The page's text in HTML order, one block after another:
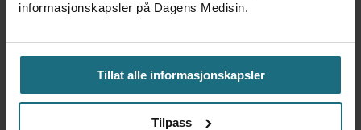
informasjonskapsler på Dagens Medisin.
Tillat alle informasjonskapsler
Tilpass